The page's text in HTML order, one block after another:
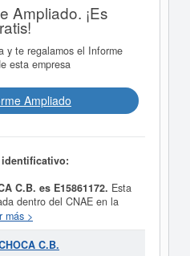
Ampliado. ¡Es
y te regalamos el Informe
esta empresa
Ampliado
identificativo:
C.B. es E15861172. Esta
dentro del CNAE en la
de bebidas.
la clasificación SIC con el
esta ficha un total
más >
C.B.